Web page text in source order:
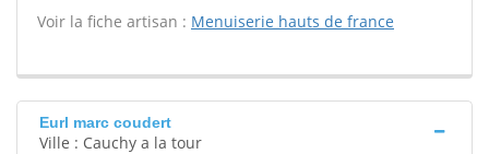
Voir la fiche artisan : Menuiserie hauts de france
Eurl marc coudert
Ville : Cauchy a la tour